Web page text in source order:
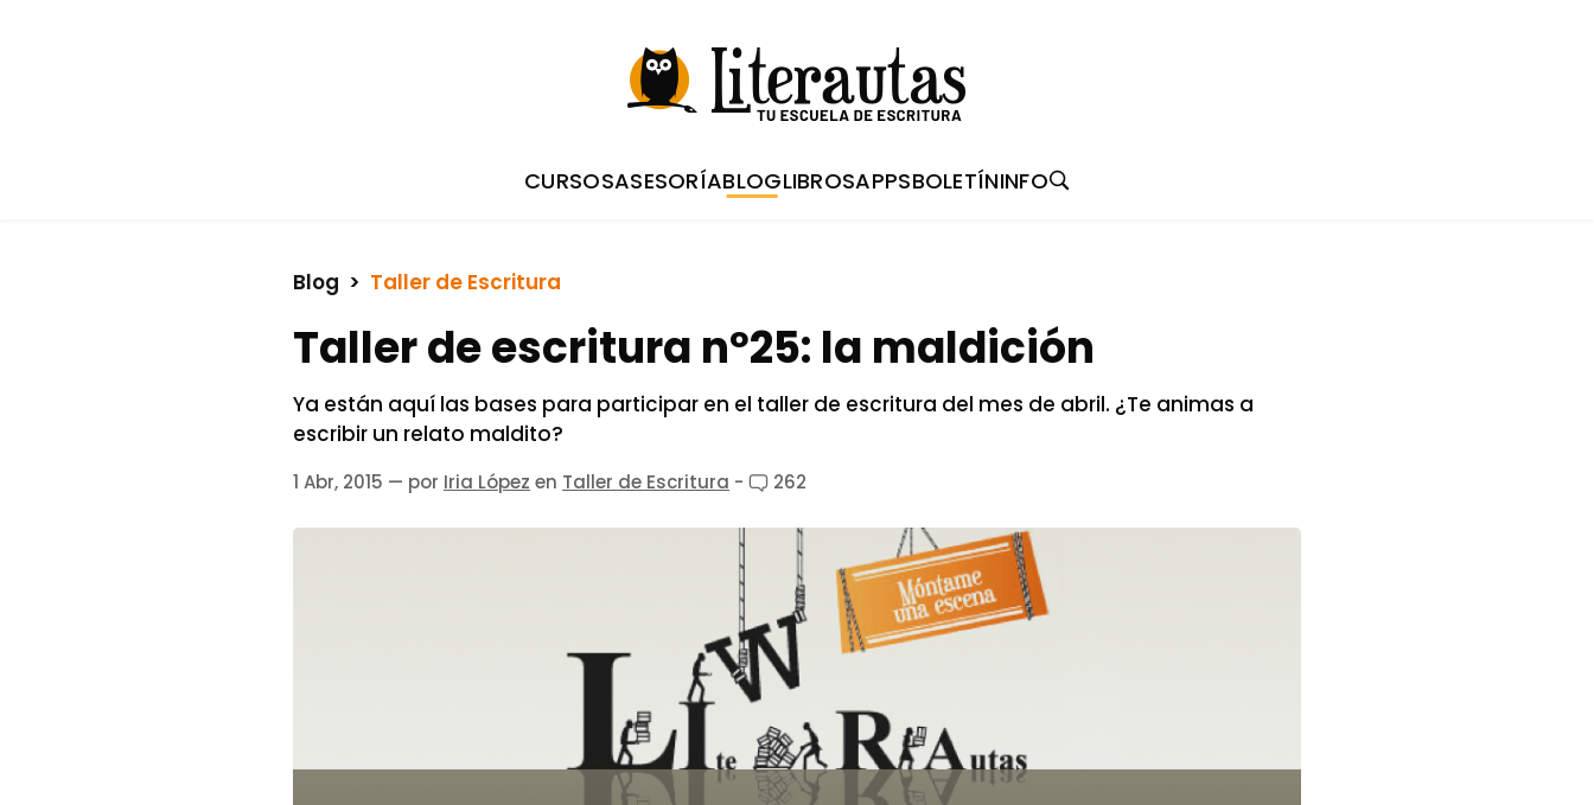
CURSOSASESORÍABLOGLIBROSAPPSBOLETÍNINFO
Blog
  >
Taller de Escritura
Taller de escritura nº25: la maldición
Ya están aquí las bases para participar en el taller de escritura del mes de abril. ¿Te animas a
escribir un relato maldito?
1 Abr, 2015 — por Iria López en Taller de Escritura - 262